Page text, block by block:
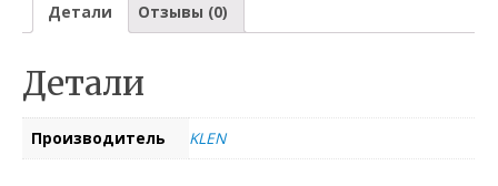
Детали Отзывы (0)
Детали
Производитель KLEN